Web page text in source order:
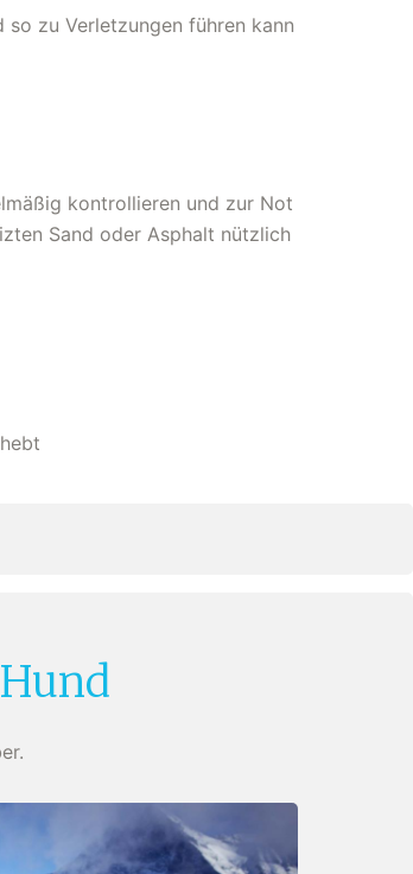
zu Verletzungen führen kann
kontrollieren und zur Not
Sand oder Asphalt nützlich